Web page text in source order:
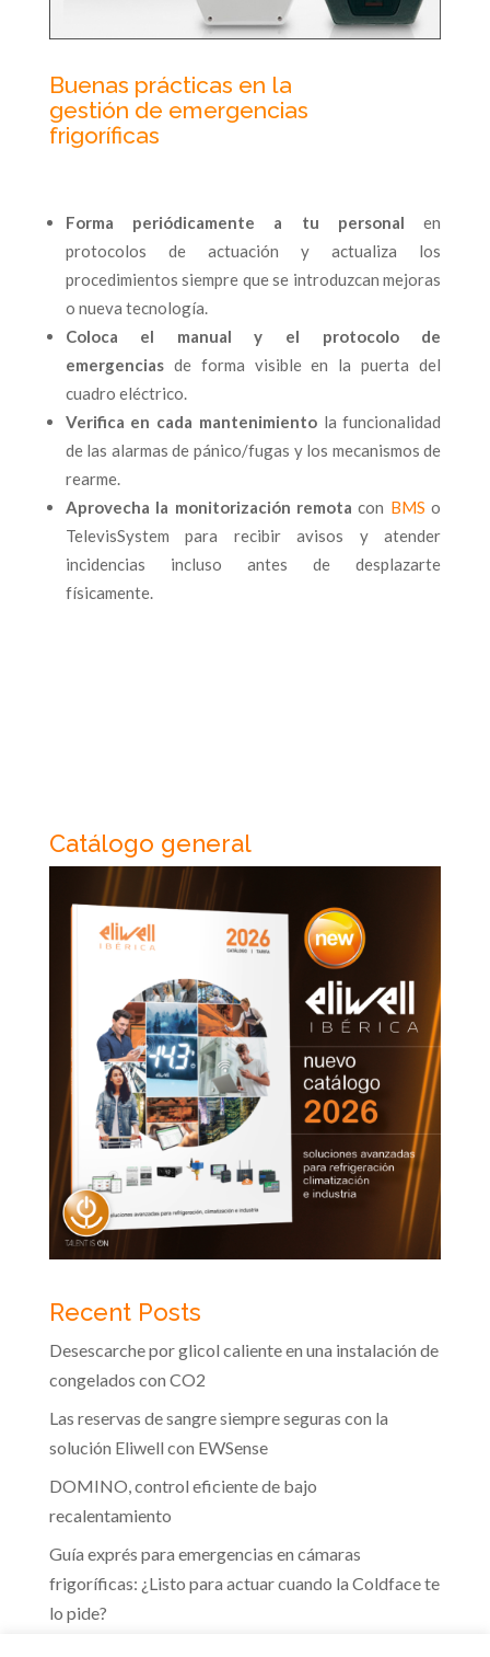
Buenas prácticas en la
gestión de emergencias
frigoríficas
Forma periódicamente a tu personal en
protocolos de actuación y actualiza los
procedimientos siempre que se introduzcan mejoras
o nueva tecnología.
Coloca el manual y el protocolo de
emergenciasde forma visible en la puerta del
cuadro eléctrico.
Verifica en cada mantenimientola funcionalidad
de las alarmas de pánico/fugas y los mecanismos de
rearme.
Aprovecha la monitorización remota con BMS o
TelevisSystem para recibir avisos y atender
incidencias incluso antes de desplazarte
físicamente.
Catálogo general
Recent Posts
Desescarche por glicol caliente en una instalación de
congelados con CO2
Las reservas de sangre siempre seguras con la
solución Eliwell con EWSense
DOMINO, control eficiente de bajo
recalentamiento
Guía exprés para emergencias en cámaras
frigoríficas: ¿Listo para actuar cuando la Coldface te
lo pide?